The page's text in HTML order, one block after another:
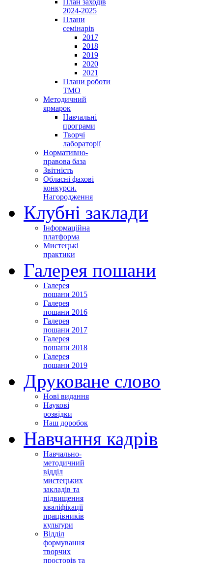
План заходів
2024-2025
Плани
семінарів
2017
2018
2019
2020
2021
Плани роботи
ТМО
Методичний
ярмарок
Навчальні
програми
Творчі
лабораторії
Нормативно-
правова база
Звітність
Обласні фахові
конкурси.
Нагородження
Клубні заклади
Інформаційна
платформа
Мистецькі
практики
Галерея пошани
Галерея
пошани 2015
Галерея
пошани 2016
Галерея
пошани 2017
Галерея
пошани 2018
Галерея
пошани 2019
Друковане слово
Нові видання
Наукові
розвідки
Наш доробок
Навчання кадрів
Навчально-
методичний
відділ
мистецьких
закладів та
підвищення
кваліфікації
працівників
культури
Відділ
формування
творчих
просторів та